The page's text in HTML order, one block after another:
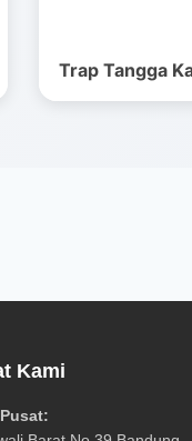
Trap Tangga
Kami